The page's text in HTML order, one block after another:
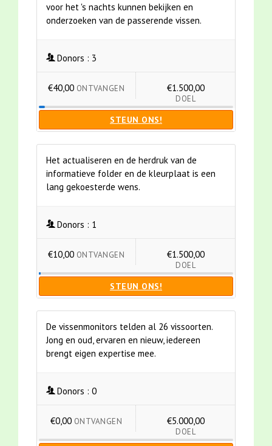
voor het 's nachts kunnen bekijken en
onderzoeken van de passerende vissen.
Donors : 3
€40,00 ONTVANGEN €1.500,00
DOEL
STEUN ONS!
Het actualiseren en de herdruk van de
informatieve folder en de kleurplaat is een
lang gekoesterde wens.
Donors : 1
€10,00 ONTVANGEN €1.500,00
DOEL
STEUN ONS!
De vissenmonitors telden al 26 vissoorten.
Jong en oud, ervaren en nieuw, iedereen
brengt eigen expertise mee.
Donors : 0
€0,00 ONTVANGEN €5.000,00
DOEL